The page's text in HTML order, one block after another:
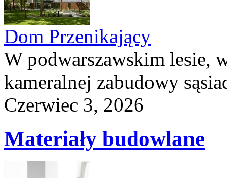
Dom Przenikający
W podwarszawskim lesie,
kameralnej zabudowy
Czerwiec 3, 2026
Materiały budowlane